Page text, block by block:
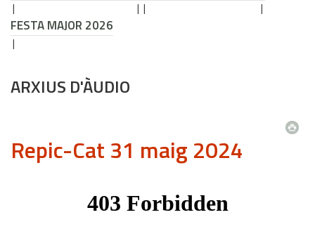
FESTA MAJOR 2026
ARXIUS D'ÀUDIO
Repic-Cat 31 maig 2024